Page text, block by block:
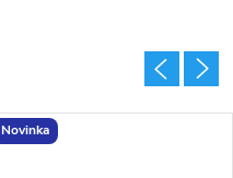
Novinka